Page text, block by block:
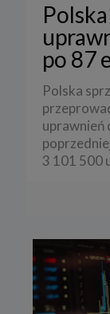
po 87
Polska
uprawnień
3 101 500